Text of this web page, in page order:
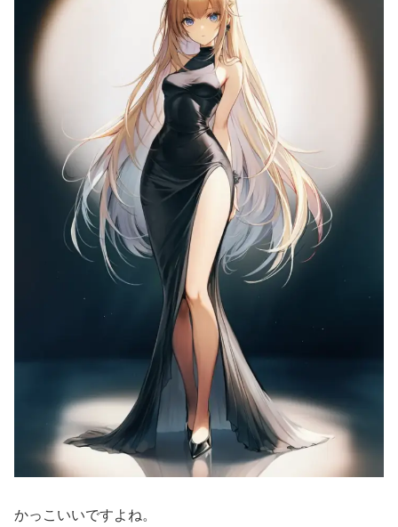
かっこいいですよね。